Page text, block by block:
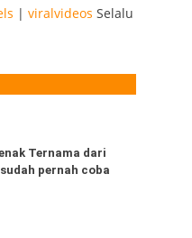
| viralvideos Selalu
Ternama dari
pernah coba